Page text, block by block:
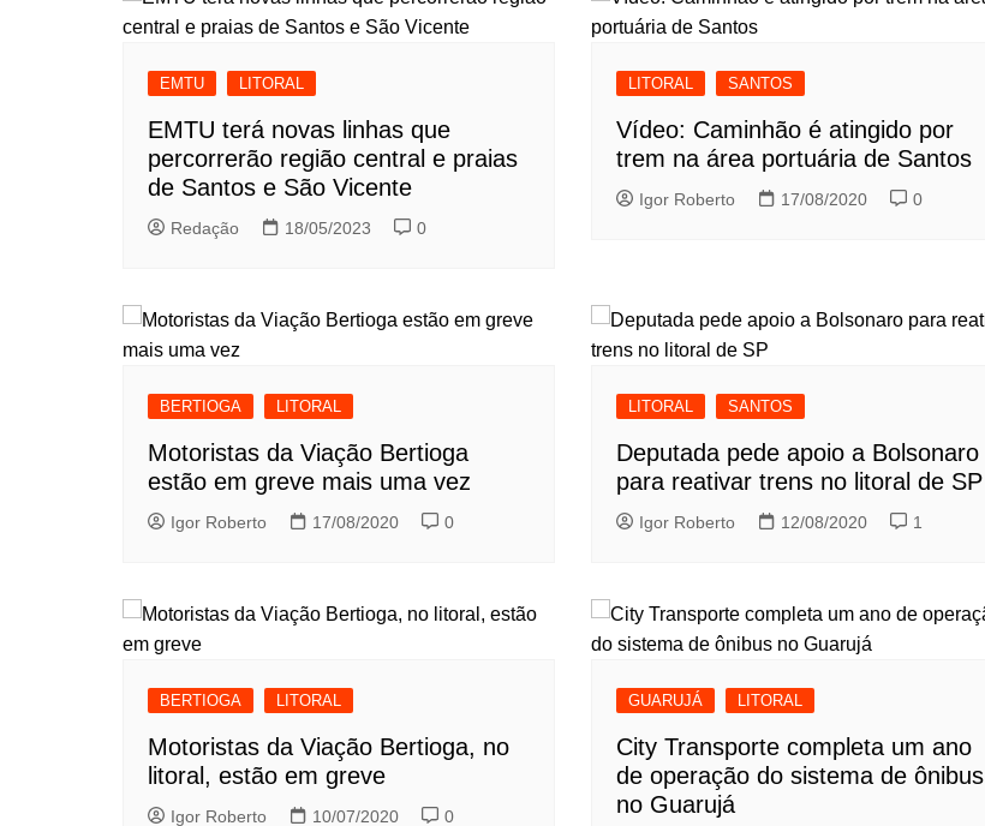
EMTU LITORAL
EMTU terá novas linhas que
percorrerão região central e praias
de Santos e São Vicente
Redação 18/05/2023 0
LITORAL SANTOS
Vídeo: Caminhão é atingido por
trem na área portuária de Santos
Igor Roberto 17/08/2020 0
BERTIOGA LITORAL
Motoristas da Viação Bertioga
estão em greve mais uma vez
Igor Roberto 17/08/2020 0
LITORAL SANTOS
Deputada pede apoio a Bolsonaro
para reativar trens no litoral de SP
Igor Roberto 12/08/2020 1
BERTIOGA LITORAL
Motoristas da Viação Bertioga, no
litoral, estão em greve
Igor Roberto 10/07/2020 0
GUARUJÁ LITORAL
City Transporte completa um ano
de operação do sistema de ônibus
no Guarujá